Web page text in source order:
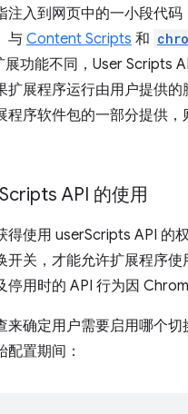
注入到网页中的一小段代码
与 Content Scripts 和
展功能不同，User Scripts
扩展程序运行由用户提供的
程序软件包的一部分提供，
Scripts API 的使用
得使用 userScripts API 的
开关，才能允许扩展程序使
停用时的 API 行为因
来确定用户需要启用哪个
配置期间：